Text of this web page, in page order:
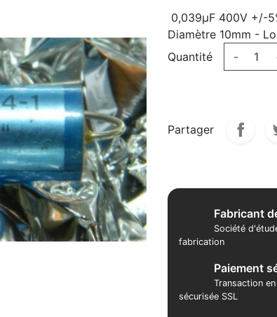
0,039µF 400V +/-
Diamètre 10mm -
Quantité
-
Partager
Fabricant
Société
fabrication
Paiement
Transaction
sécurisée SSL